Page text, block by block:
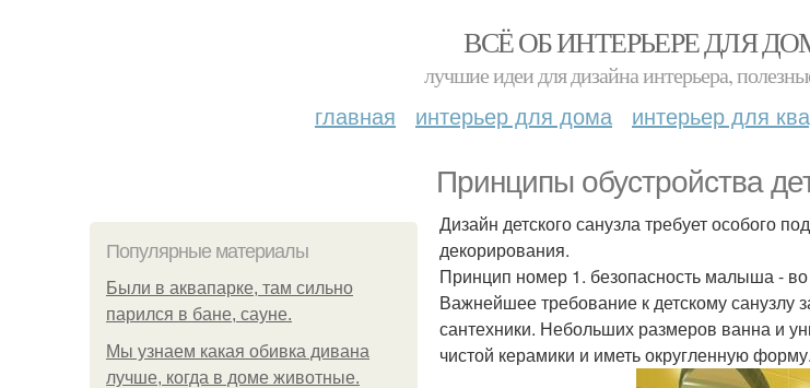
ВСЁ ОБ ИНТЕРЬЕРЕ ДЛЯ
лучшие идеи для дизайна интерьера,
главная интерьер для дома интерьер для
Принципы обустройства
Популярные материалы
Были в аквапарке, там сильно
парился в бане, сауне.
Мы узнаем какая обивка дивана
лучше, когда в доме животные.
Дизайн детского санузла требует особого
декорирования.
Принцип номер 1. безопасность малыша - во
Важнейшее требование к детскому санузлу
сантехники. Небольших размеров ванна и
чистой керамики и иметь округленную форму.